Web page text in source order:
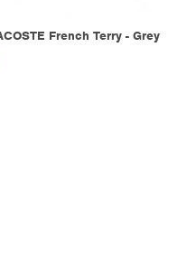
French Terry - Grey